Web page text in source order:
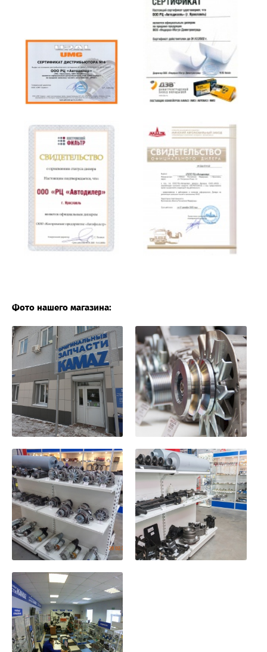
Фото нашего магазина: